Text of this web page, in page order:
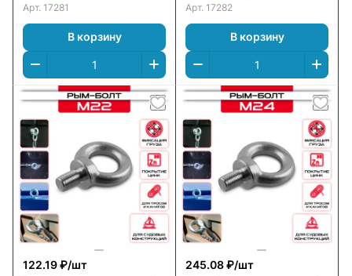
Арт. 17281
В корзину
Арт. 17282
В корзину
122.19 ₽/шт
245.08 ₽/шт